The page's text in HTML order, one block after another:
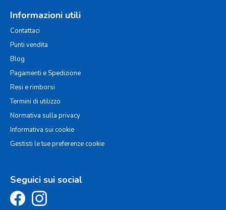
Informazioni utili
Contattaci
Punti vendita
Blog
Pagamenti e Spedizione
Resi e rimborsi
Termini di utilizzo
Normativa sulla privacy
Informativa sui cookie
Gestisti le tue preferenze cookie
Seguici sui social